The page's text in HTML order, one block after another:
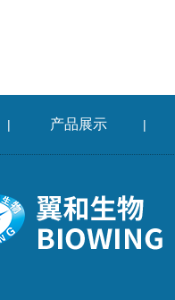
| 产品展示 |